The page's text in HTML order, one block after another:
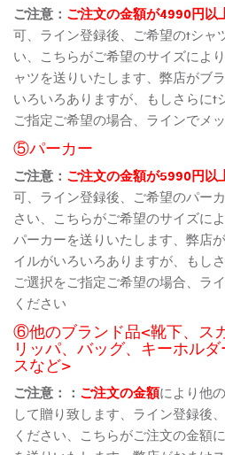
ご注意： ご注文の金額が4990円以
可、ライン登録後、ご希望のtシャ
い、こちらがご希望のサイズによ
ャツを送りいたします、弊店がブ
いろいろありますが、もしさらにt
ご指定ご希望の場合、ラインでメ
⑤パーカー
ご注意： ご注文の金額が5990円以
可、ライン登録後、ご希望のパー
さい、こちらがご希望のサイズに
パーカーを送りいたします、弊店
イルがいろいろありますが、もし
ご選択をご指定ご希望の場合、ラ
ください
⑥他のブランド品<靴下、ス
リッパ、バッグ、キーホル
スなど>
ご注意：： ご注文の金額により他
して贈り致します、ライン登録後
ください、こちらがご注文の金額